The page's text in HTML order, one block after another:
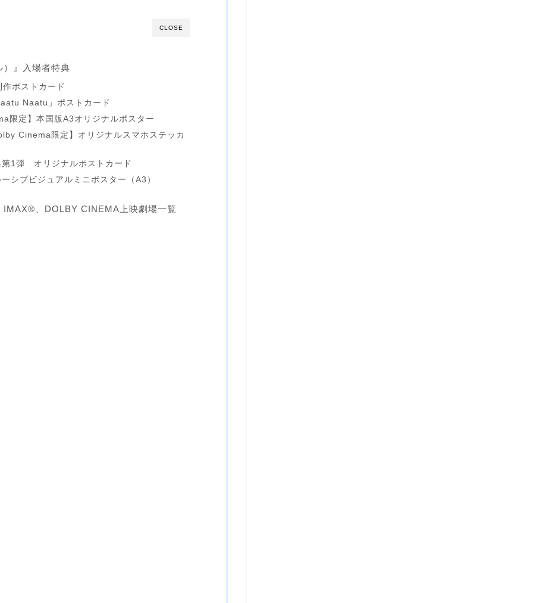
CLOSE
』入場者特典
ポストカード
Naatu」ポストカード
限定】本国版A3オリジナルポスター
Cinema限定】オリジナルスマホステッカ
1弾 オリジナルポストカード
シブビジュアルミニポスター（A3）
IMAX®、DOLBY CINEMA上映劇場一覧